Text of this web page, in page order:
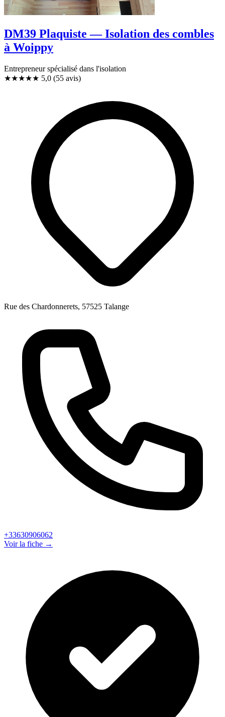
DM39 Plaquiste — Isolation des combles
à Woippy
Entrepreneur spécialisé dans l'isolation
★★★★★ 5,0 (55 avis)
Rue des Chardonnerets, 57525 Talange
+33630906062
Voir la fiche →